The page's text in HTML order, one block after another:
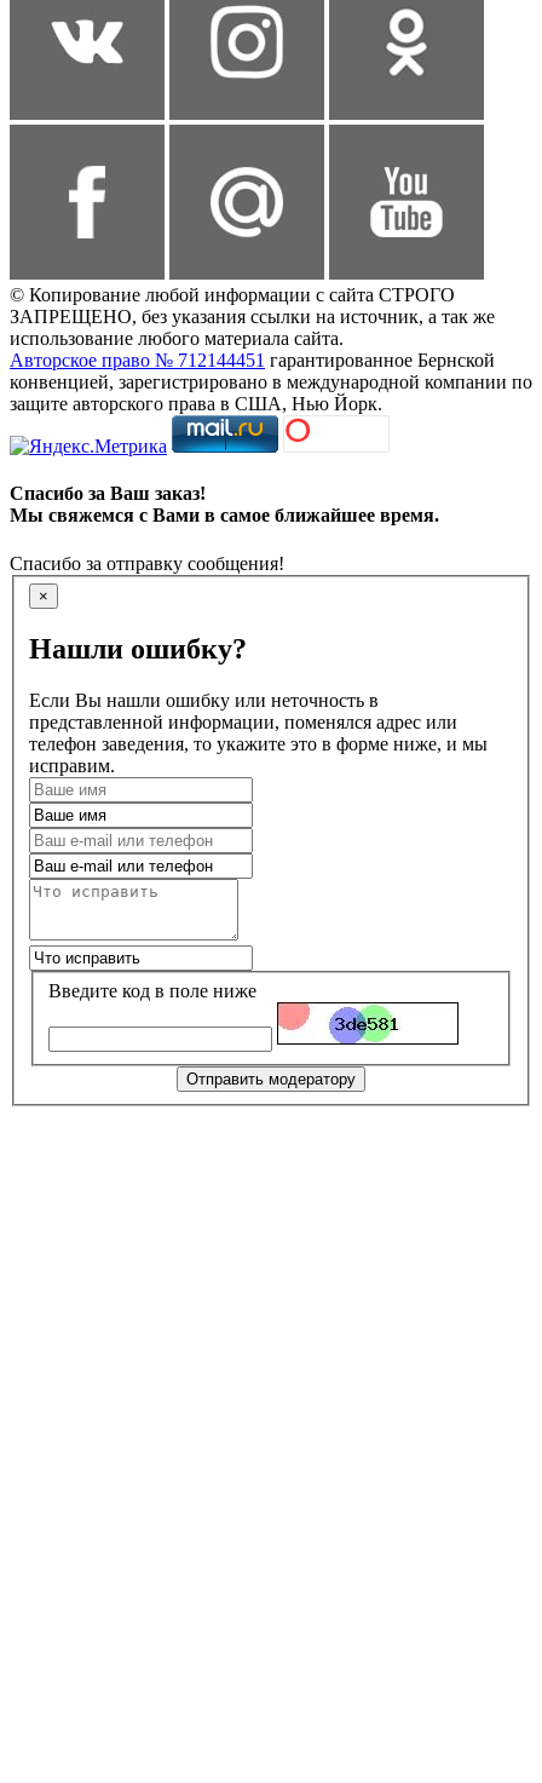
© Копирование любой информации с сайта СТРОГО
ЗАПРЕЩЕНО, без указания ссылки на источник, а так же
использование любого материала сайта.
Авторское право № 712144451 гарантированное Бернской
конвенцией, зарегистрировано в международной компании по
защите авторского права в США, Нью Йорк.
Спасибо за Ваш заказ!
Мы свяжемся с Вами в самое ближайшее время.
Спасибо за отправку сообщения!
×
Нашли ошибку?
Если Вы нашли ошибку или неточность в
представленной информации, поменялся адрес или
телефон заведения, то укажите это в форме ниже, и мы
исправим.
Введите код в поле ниже
Отправить модератору